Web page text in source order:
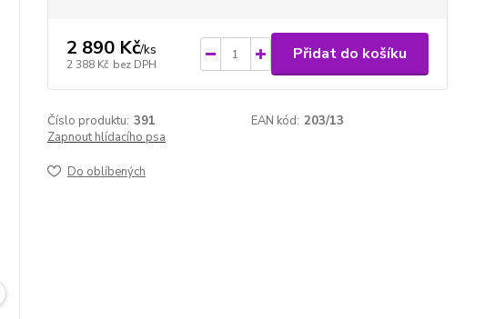
2 890 Kč/ks
2 388 Kč bez DPH
Přidat do košíku
Číslo produktu: 391 EAN kód: 203/13
Zapnout hlídacího psa
Do oblíbených